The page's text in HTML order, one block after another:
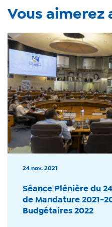
Vous aimerez
24 nov. 2021
Séance Plénière du
de Mandature 2021-
Budgétaires 2022